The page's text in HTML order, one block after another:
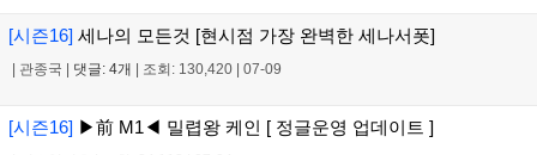
[시즌16] 세나의 모든것 [현시점 가장 완벽한 세나서폿]
| 관종국 | 댓글: 4개 | 조회: 130,420 | 07-09
[시즌16] ▶前 M1◀ 밀렵왕 케인 [ 정글운영 업데이트 ]